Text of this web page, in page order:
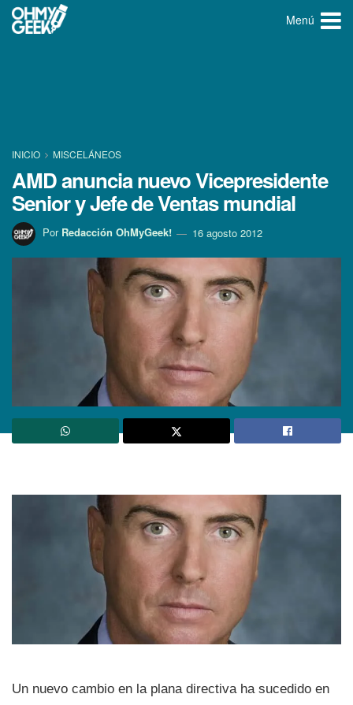
Menú
INICIO MISCELÁNEOS
AMD anuncia nuevo Vicepresidente
Senior y Jefe de Ventas mundial
Por Redacción OhMyGeek! 16 agosto 2012
Un nuevo cambio en la plana directiva ha sucedido en